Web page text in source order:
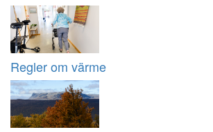
Regler om värme